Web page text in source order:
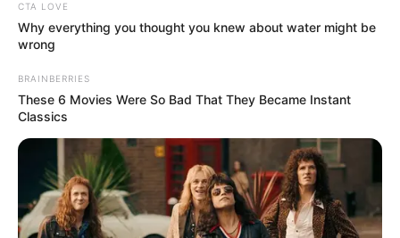
CTA LOVE
Why everything you thought you knew about water might be
wrong
BRAINBERRIES
These 6 Movies Were So Bad That They Became Instant
Classics